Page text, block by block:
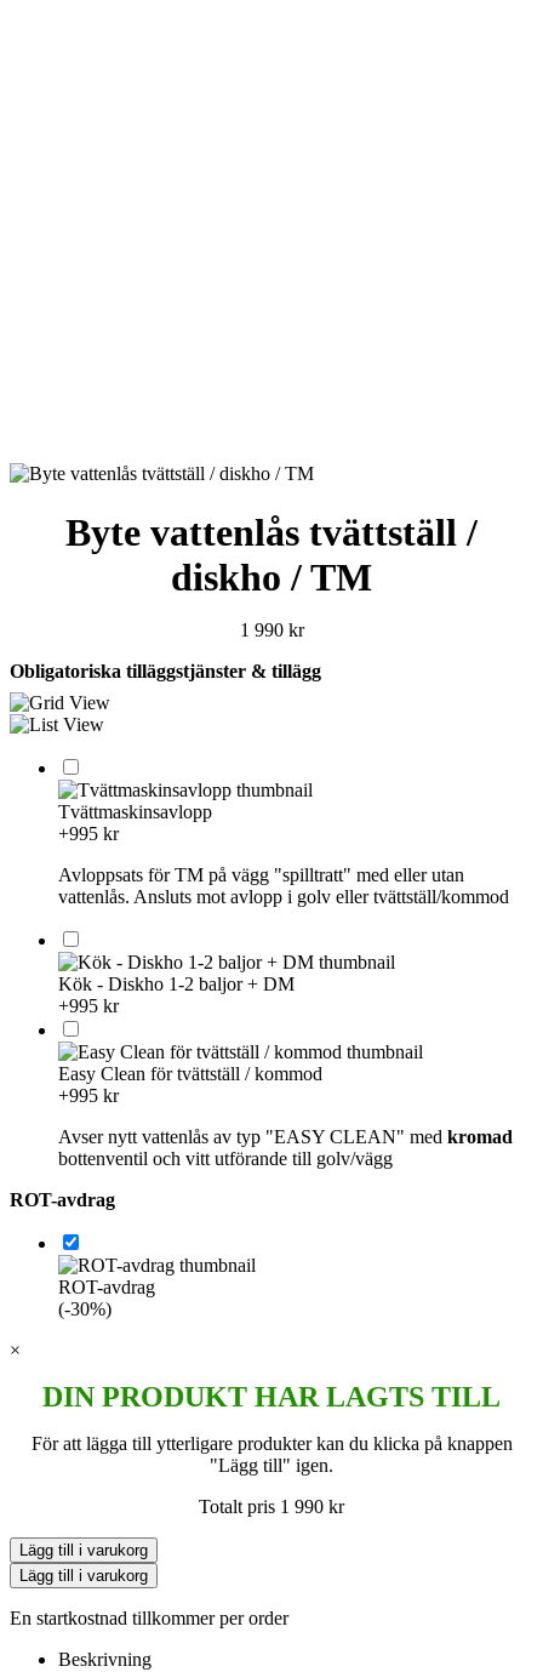
Byte vattenlås tvättställ /
diskho / TM
1 990 kr
Obligatoriska tilläggstjänster & tillägg
Tvättmaskinsavlopp
+995 kr
Avloppsats för TM på vägg "spilltratt" med eller utan
vattenlås. Ansluts mot avlopp i golv eller tvättställ/kommod
Kök - Diskho 1-2 baljor + DM
+995 kr
Easy Clean för tvättställ / kommod
+995 kr
Avser nytt vattenlås av typ "EASY CLEAN" med kromad
bottenventil och vitt utförande till golv/vägg
ROT-avdrag
ROT-avdrag
(-30%)
×
DIN PRODUKT HAR LAGTS TILL
För att lägga till ytterligare produkter kan du klicka på knappen
"Lägg till" igen.
Totalt pris 1 990 kr
Lägg till i varukorg
Lägg till i varukorg
En startkostnad tillkommer per order
Beskrivning